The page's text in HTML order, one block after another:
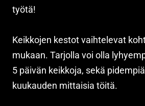
työtä!
Keikkojen kestot vaihtelevat
mukaan. Tarjolla voi olla
5 päivän keikkoja, sekä
kuukauden mittaisia töitä.